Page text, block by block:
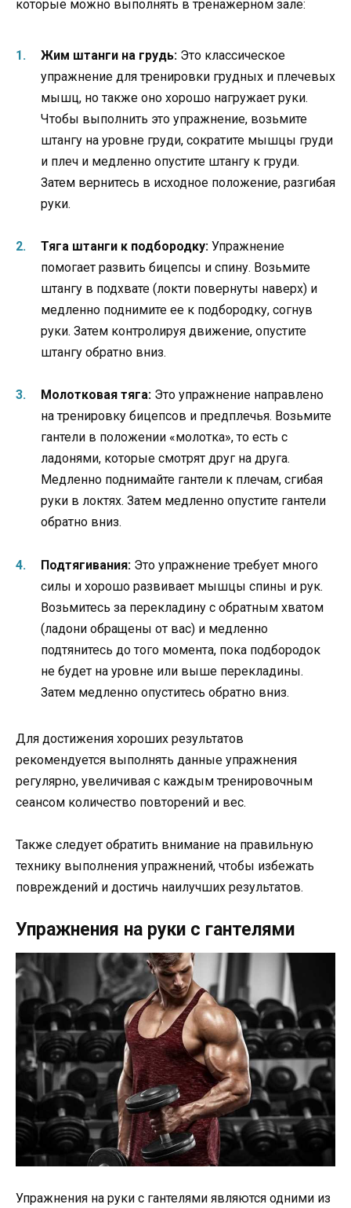
которые можно выполнять в тренажерном зале:
Жим штанги на грудь: Это классическое
упражнение для тренировки грудных и плечевых
мышц, но также оно хорошо нагружает руки.
Чтобы выполнить это упражнение, возьмите
штангу на уровне груди, сократите мышцы груди
и плеч и медленно опустите штангу к груди.
Затем вернитесь в исходное положение, разгибая
руки.
Тяга штанги к подбородку: Упражнение
помогает развить бицепсы и спину. Возьмите
штангу в подхвате (локти повернуты наверх) и
медленно поднимите ее к подбородку, согнув
руки. Затем контролируя движение, опустите
штангу обратно вниз.
Молотковая тяга: Это упражнение направлено
на тренировку бицепсов и предплечья. Возьмите
гантели в положении «молотка», то есть с
ладонями, которые смотрят друг на друга.
Медленно поднимайте гантели к плечам, сгибая
руки в локтях. Затем медленно опустите гантели
обратно вниз.
Подтягивания: Это упражнение требует много
силы и хорошо развивает мышцы спины и рук.
Возьмитесь за перекладину с обратным хватом
(ладони обращены от вас) и медленно
подтянитесь до того момента, пока подбородок
не будет на уровне или выше перекладины.
Затем медленно опуститесь обратно вниз.
Для достижения хороших результатов
рекомендуется выполнять данные упражнения
регулярно, увеличивая с каждым тренировочным
сеансом количество повторений и вес.
Также следует обратить внимание на правильную
технику выполнения упражнений, чтобы избежать
повреждений и достичь наилучших результатов.
Упражнения на руки с гантелями
Упражнения на руки с гантелями являются одними из